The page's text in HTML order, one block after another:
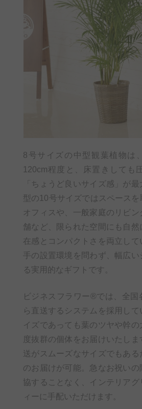
8号サイズの中型観葉植物は
120cm程度と、床置きしても
「ちょうど良いサイズ感」が
型の10号サイズではスペースを
オフィスや、一般家庭のリビ
舗など、限られた空間にも自
在感とコンパクトさを両立して
手の設置環境を問わず、幅広い
る実用的なギフトです。
ビジネスフラワー®では、全国
ら直送するシステムを採用し
イズであっても葉のツヤや幹の
度抜群の個体をお届けいたしま
送がスムーズなサイズでもある
のお届けが可能。急なお祝い
協することなく、インテリア
ィーに手配いただけます。